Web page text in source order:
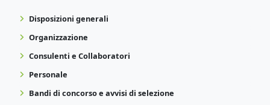
Disposizioni generali
Organizzazione
Consulenti e Collaboratori
Personale
Bandi di concorso e avvisi di selezione